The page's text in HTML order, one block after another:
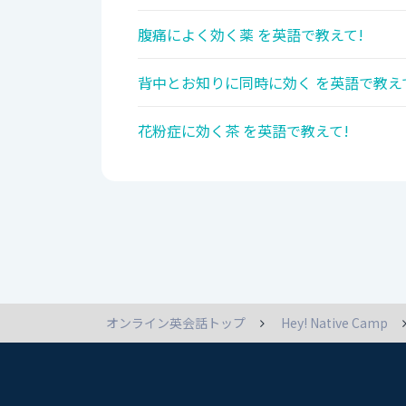
腹痛によく効く薬 を英語で教えて!
背中とお知りに同時に効く を英語で教
花粉症に効く茶 を英語で教えて!
オンライン英会話トップ Hey! Native Camp